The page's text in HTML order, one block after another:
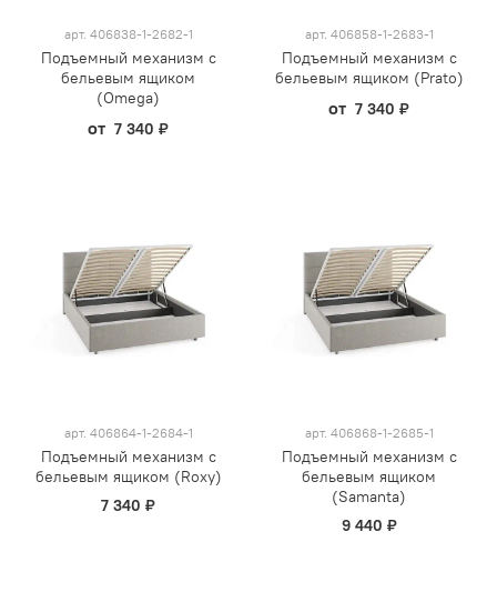
арт. 406838-1-2682-1
Подъемный механизм с
бельевым ящиком
(Omega)
от 7 340 ₽
арт. 406858-1-2683-1
Подъемный механизм с
бельевым ящиком (Prato)
от 7 340 ₽
арт. 406864-1-2684-1
Подъемный механизм с
бельевым ящиком (Roxy)
7 340 ₽
арт. 406868-1-2685-1
Подъемный механизм с
бельевым ящиком
(Samanta)
9 440 ₽